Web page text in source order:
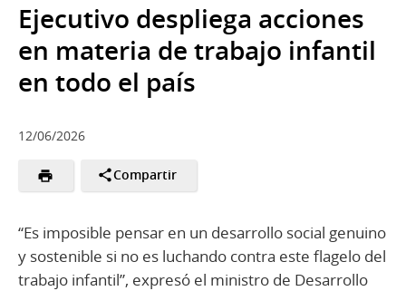
Ejecutivo despliega acciones
en materia de trabajo infantil
en todo el país
12/06/2026
Compartir
“Es imposible pensar en un desarrollo social genuino
y sostenible si no es luchando contra este flagelo del
trabajo infantil”, expresó el ministro de Desarrollo